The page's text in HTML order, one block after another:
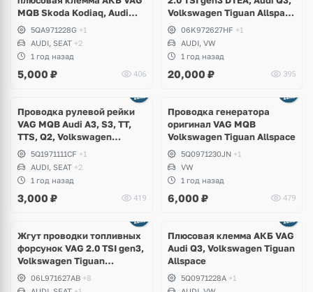
MQB Skoda Kodiaq, Audi
Q3, Volkswagen Tiguan,
Seat Tarraco
5QA971228G +1
AUDI, SEAT +2
1 год назад
5,000 ₽ 406
Volkswagen Tiguan Allspace
USA06K972627HF +1
AUDI, VW
1 год назад
20,000 ₽ 395
Проводка рулевой рейки
VAG MQB Audi A3, S3, TT,
TTS, Q2, Volkswagen
Arteon, Golf 7.5 R, GTI,
Passat B8, T-Roc, Jetta,
Skoda Octavia A7, Superb,
Karoq, Seat Leon Cupra,
Ateca
5Q1971111CF +1
AUDI, SEAT +2
1 год назад
3,000 ₽ 419
Проводка генератора
оригинал VAG MQB
Volkswagen Tiguan Allspace
5Q0971230JN +1
VW
1 год назад
6,000 ₽ 479
Жгут проводки топливных
форсунок VAG 2.0 TSI gen3,
Volkswagen Tiguan
Allspace, Passat B8, Arteon,
T-Roc, Skoda Kodiaq,
06L971627AB +8
Плюсовая клемма АКБ VAG
Audi Q3, Volkswagen Tiguan
Allspace
5Q0971228A +1